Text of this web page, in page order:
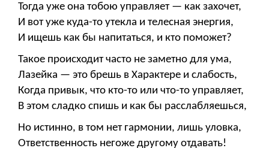
Тогда уже она тобою управляет — как захочет,
И вот уже куда-то утекла и телесная энергия,
И ищешь как бы напитаться, и кто поможет?
Такое происходит часто не заметно для ума,
Лазейка — это брешь в Характере и слабость,
Когда привык, что кто-то или что-то управляет,
В этом сладко спишь и как бы расслабляешься,
Но истинно, в том нет гармонии, лишь уловка,
Ответственность негоже другому отдавать!